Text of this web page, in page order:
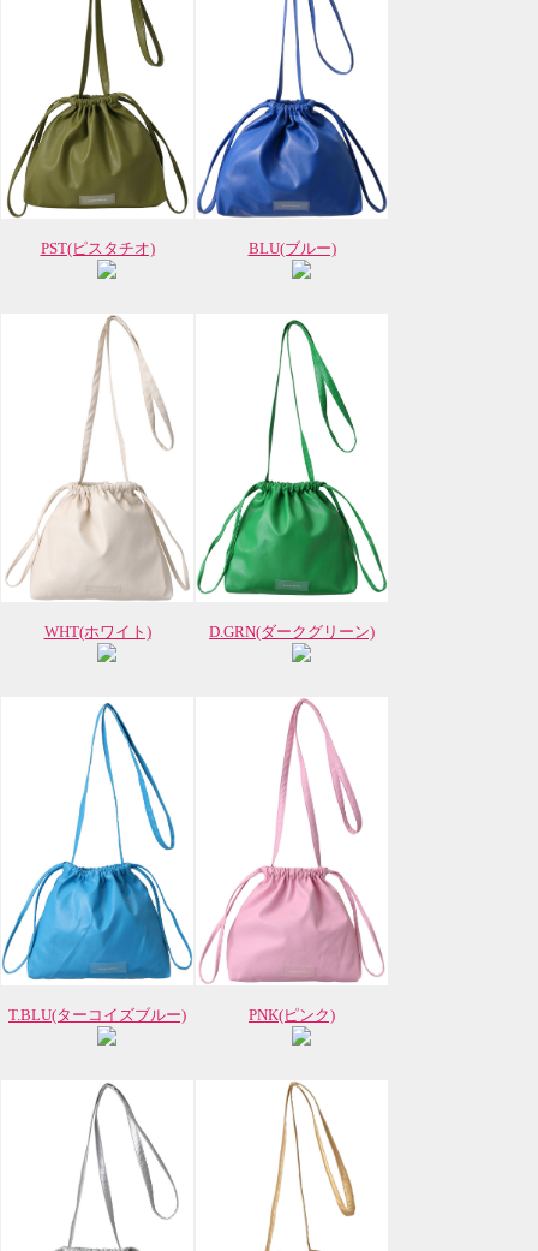
PST(ピスタチオ) BLU(ブルー)
WHT(ホワイト) D.GRN(ダークグリーン)
T.BLU(ターコイズブルー) PNK(ピンク)